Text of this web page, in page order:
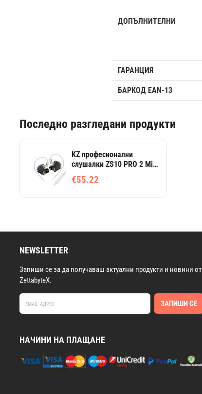
ДОПЪЛНИТЕЛНИ
ГАРАНЦИЯ
БАРКОД EAN-13
Последно разгледани продукти
KZ професионални
слушалки ZS10 PRO 2 Mic
- Hi-Fi звук,
вътрешноканални, с
€55.22
NEWSLETTER
Запиши се за да получаваш актуални продукти и новини от
ZettabyteX.
ЗАПИШИ СЕ
НАЧИНИ НА ПЛАЩАНЕ